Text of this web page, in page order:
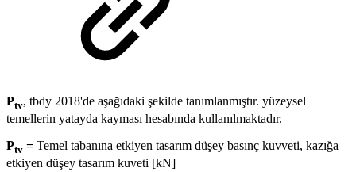
Ptv, tbdy 2018'de aşağıdaki şekilde tanımlanmıştır. yüzeysel
temellerin yatayda kayması hesabında kullanılmaktadır.
Ptv = Temel tabanına etkiyen tasarım düşey basınç kuvveti, kazığa
etkiyen düşey tasarım kuveti [kN]